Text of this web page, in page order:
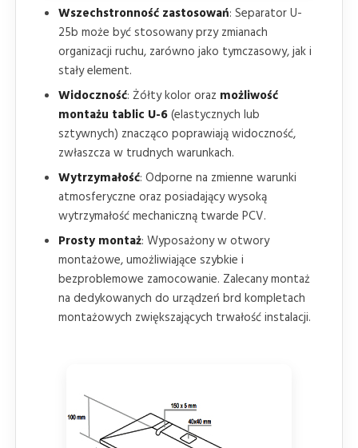
Wszechstronność zastosowań: Separator U-
25b może być stosowany przy zmianach
organizacji ruchu, zarówno jako tymczasowy, jak i
stały element.
Widoczność: Żółty kolor oraz możliwość
montażu tablic U-6(elastycznych lub
sztywnych) znacząco poprawiają widoczność,
zwłaszcza w trudnych warunkach.
Wytrzymałość: Odporne na zmienne warunki
atmosferyczne oraz posiadający wysoką
wytrzymałość mechaniczną twarde PCV.
Prosty montaż: Wyposażony w otwory
montażowe, umożliwiające szybkie i
bezproblemowe zamocowanie. Zalecany montaż
na dedykowanych do urządzeń brd kompletach
montażowych zwiększających trwałość instalacji.